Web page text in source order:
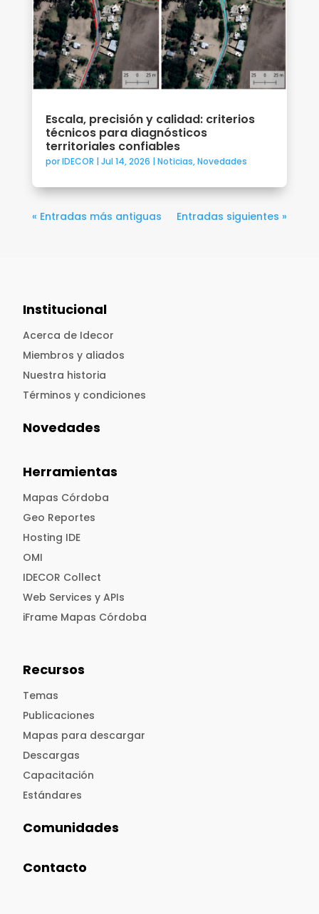
Escala, precisión y calidad: criterios
técnicos para diagnósticos
territoriales confiables
porIDECOR | Jul 14, 2026 | Noticias,Novedades
« Entradas más antiguas Entradas siguientes »
Institucional
Acerca de Idecor
Miembros y aliados
Nuestra historia
Términos y condiciones
Novedades
Herramientas
Mapas Córdoba
Geo Reportes
Hosting IDE
OMI
IDECOR Collect
Web Services y APIs
iFrame Mapas Córdoba
Recursos
Temas
Publicaciones
Mapas para descargar
Descargas
Capacitación
Estándares
Comunidades
Contacto